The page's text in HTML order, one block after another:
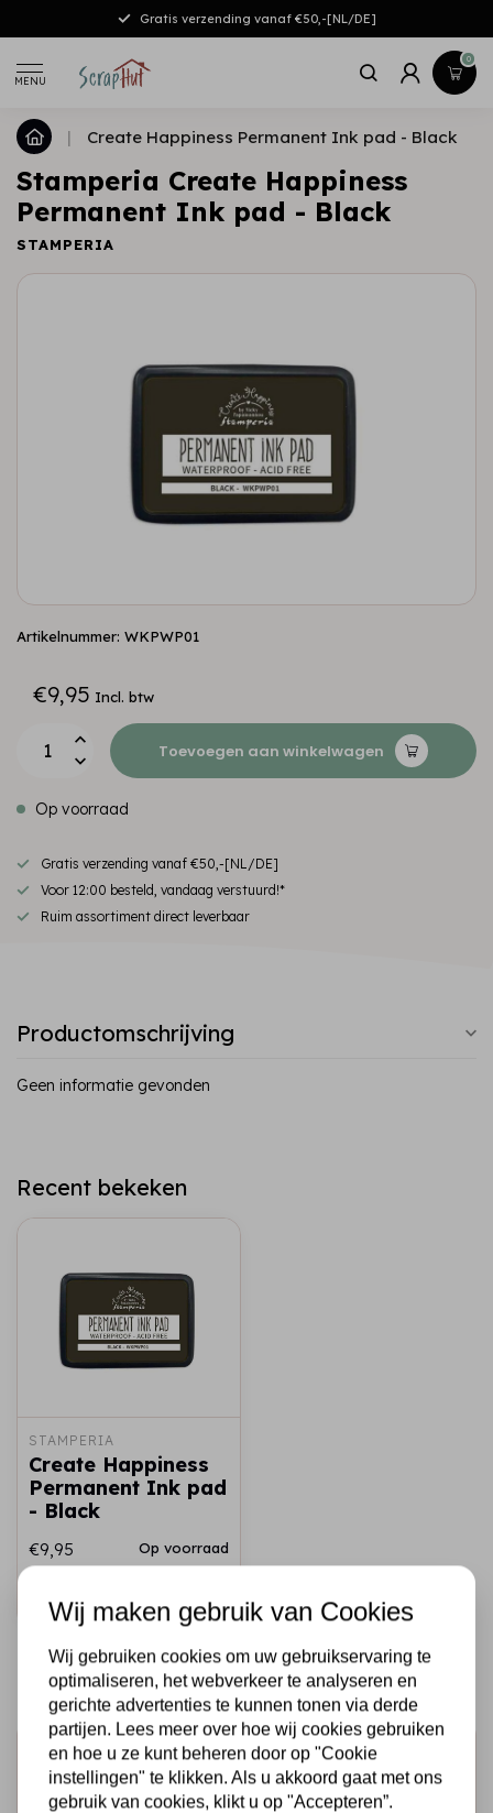
Gratis verzending vanaf €50,-[NL/DE]
MENU
0
| Create Happiness Permanent Ink pad - Black
Stamperia Create Happiness
Permanent Ink pad - Black
STAMPERIA
Artikelnummer: WKPWP01
€9,95 Incl. btw
Toevoegen aan winkelwagen
Op voorraad
Gratis verzending vanaf €50,-[NL/DE]
Voor 12:00 besteld, vandaag verstuurd!*
Ruim assortiment direct leverbaar
Productomschrijving
Geen informatie gevonden
Recent bekeken
STAMPERIA
Create Happiness
Permanent Ink pad
- Black
€9,95 Op voorraad
Schrijf je in voor de nieuwsbrief
Ontvang als eerste onze actie en nieuwe producten
Wij maken gebruik van Cookies
Wij gebruiken cookies om uw gebruikservaring te
optimaliseren, het webverkeer te analyseren en
gerichte advertenties te kunnen tonen via derde
partijen. Lees meer over hoe wij cookies gebruiken
en hoe u ze kunt beheren door op "Cookie
instellingen" te klikken. Als u akkoord gaat met ons
gebruik van cookies, klikt u op "Accepteren”.